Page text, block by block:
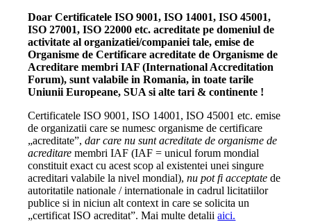
Doar Certificatele ISO 9001, ISO 14001, ISO 45001,
ISO 27001, ISO 22000 etc. acreditate pe domeniul de
activitate al organizatiei/companiei tale, emise de
Organisme de Certificare acreditate de Organisme de
Acreditare membri IAF (International Accreditation
Forum), sunt valabile in Romania, in toate tarile
Uniunii Europeane, SUA si alte tari & continente !
Certificatele ISO 9001, ISO 14001, ISO 45001 etc. emise
de organizatii care se numesc organisme de certificare
„acreditate”,dar care nu sunt acreditate de organisme de
acreditare membri IAF (IAF = unicul forum mondial
constituit exact cu acest scop al existentei unei singure
acreditari valabile la nivel mondial),nu pot fi acceptate de
autoritatile nationale / internationale in cadrul licitatiilor
publice si in niciun alt context in care se solicita un
„certificat ISO acreditat”. Mai multe detaliiaici.